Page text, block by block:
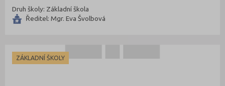
Druh školy: Základní škola
Ředitel: Mgr. Eva Švolbová
ZÁKLADNÍ ŠKOLY